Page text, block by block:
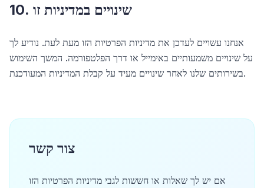
10. שינויים במדיניות זו
אנחנו עשויים לעדכן את מדיניות הפרטיות הזו מעת לעת. נודיע לך
על שינויים משמעותיים באימייל או דרך הפלטפורמה. המשך השימוש
בשירותים שלנו לאחר שינויים מעיד על קבלת המדיניות המעודכנת.
צור קשר
אם יש לך שאלות או חששות לגבי מדיניות הפרטיות הזו